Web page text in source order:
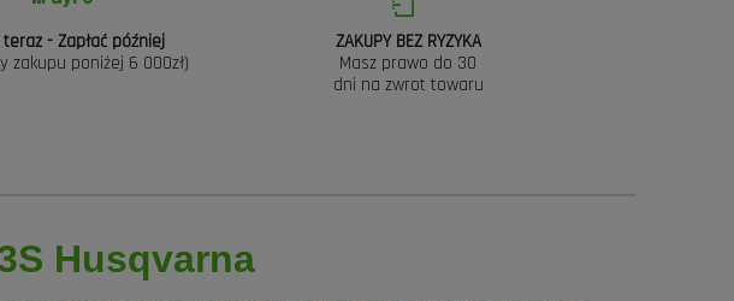
teraz - Zapłać później
zakupu poniżej 6 000zł)
ZAKUPY BEZ RYZYKA
Masz prawo do 30
dni na zwrot towaru
Husqvarna